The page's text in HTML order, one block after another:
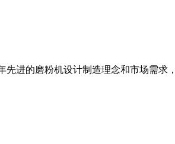
进的磨粉机设计制造理念和市场需求